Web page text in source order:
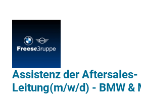
Assistenz der Aftersales-
Leitung(m/w/d) - BMW &